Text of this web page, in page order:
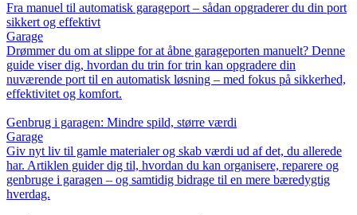
Fra manuel til automatisk garageport – sådan opgraderer du din port
sikkert og effektivt
Garage
Drømmer du om at slippe for at åbne garageporten manuelt? Denne
guide viser dig, hvordan du trin for trin kan opgradere din
nuværende port til en automatisk løsning – med fokus på sikkerhed,
effektivitet og komfort.
Genbrug i garagen: Mindre spild, større værdi
Garage
Giv nyt liv til gamle materialer og skab værdi ud af det, du allerede
har. Artiklen guider dig til, hvordan du kan organisere, reparere og
genbruge i garagen – og samtidig bidrage til en mere bæredygtig
hverdag.